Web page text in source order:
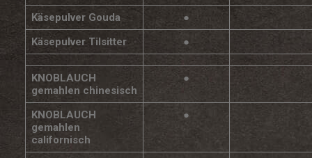
Käsepulver Gouda
●
Käsepulver Tilsitter
●
KNOBLAUCH
gemahlen chinesisch
●
KNOBLAUCH
gemahlen
californisch
●